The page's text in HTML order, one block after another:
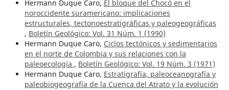
Hermann Duque Caro, El bloque del Chocó en el
noroccidente suramericano: implicaciones
estructurales, tectonoestratigráficas y paleogeográficas
, Boletín Geológico: Vol. 31 Núm. 1 (1990)
Hermann Duque Caro, Ciclos tectónicos y sedimentarios
en el norte de Colombia y sus relaciones con la
paleoecología , Boletín Geológico: Vol. 19 Núm. 3 (1971)
Hermann Duque Caro, Estratigrafía, paleoceanografía y
paleobiogeografía de la Cuenca del Atrato y la evolución